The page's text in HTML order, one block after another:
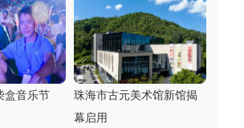
盒音乐节
珠海市古元美术馆新馆揭
幕启用